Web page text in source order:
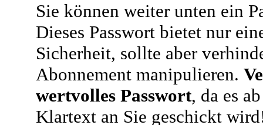
Sie können weiter unten ein
Dieses Passwort bietet nur
Sicherheit, sollte aber
Abonnement manipulieren.
wertvolles Passwort, da es
Klartext an Sie geschickt